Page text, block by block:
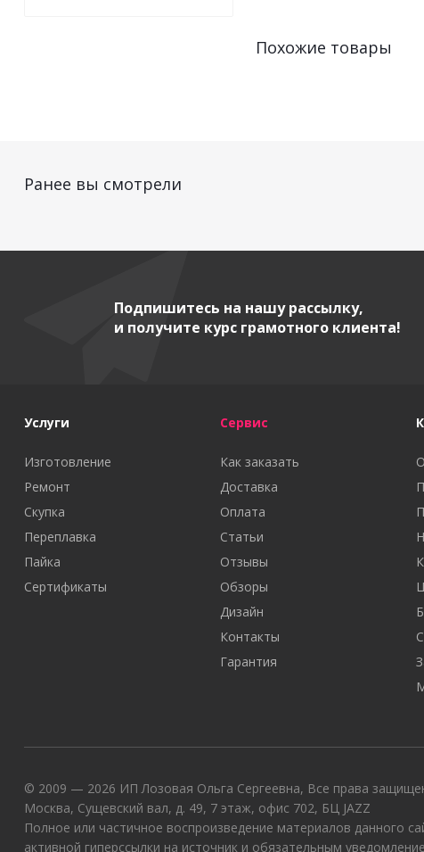
Похожие товары
Ранее вы смотрели
Подпишитесь на нашу рассылку,
и получите курс грамотного клиента!
Услуги
Изготовление
Ремонт
Скупка
Переплавка
Пайка
Сертификаты
Сервис
Как заказать
Доставка
Оплата
Статьи
Отзывы
Обзоры
Дизайн
Контакты
Гарантия
© 2009 — 2026 ИП Лозовая Ольга Сергеевна, Все права
Москва, Сущевский вал, д. 49, 7 этаж, офис 702, БЦ JAZZ
Полное или частичное воспроизведение материалов данного
активной гиперссылки на источник и обязательным